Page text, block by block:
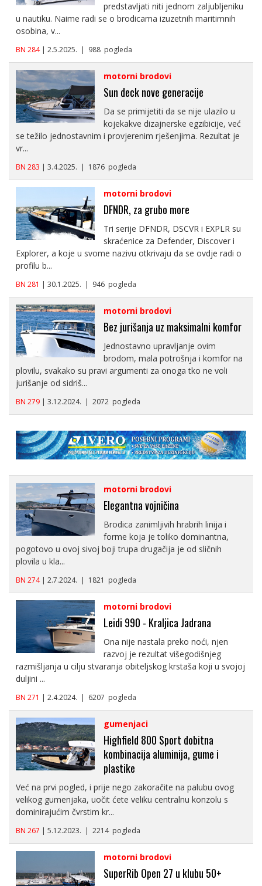
predstavljati niti jednom zaljubljeniku
u nautiku. Naime radi se o brodicama izuzetnih maritimnih
osobina, v...
BN 284 | 2.5.2025. | 988 pogleda
motorni brodovi
Sun deck nove generacije
Da se primijetiti da se nije ulazilo u
kojekakve dizajnerske egzibicije, već
se težilo jednostavnim i provjerenim rješenjima. Rezultat je
vr...
BN 283 | 3.4.2025. | 1876 pogleda
motorni brodovi
DFNDR, za grubo more
Tri serije DFNDR, DSCVR i EXPLR su
skraćenice za Defender, Discover i
Explorer, a koje u svome nazivu otkrivaju da se ovdje radi o
profilu b...
BN 281 | 30.1.2025. | 946 pogleda
motorni brodovi
Bez jurišanja uz maksimalni komfor
Jednostavno upravljanje ovim
brodom, mala potrošnja i komfor na
plovilu, svakako su pravi argumenti za onoga tko ne voli
jurišanje od sidriš...
BN 279 | 3.12.2024. | 2072 pogleda
motorni brodovi
Elegantna vojničina
Brodica zanimljivih hrabrih linija i
forme koja je toliko dominantna,
pogotovo u ovoj sivoj boji trupa drugačija je od sličnih
plovila u kla...
BN 274 | 2.7.2024. | 1821 pogleda
motorni brodovi
Leidi 990 - Kraljica Jadrana
Ona nije nastala preko noći, njen
razvoj je rezultat višegodišnjeg
razmišljanja u cilju stvaranja obiteljskog krstaša koji u svojoj
duljini ...
BN 271 | 2.4.2024. | 6207 pogleda
gumenjaci
Highfield 800 Sport dobitna
kombinacija aluminija, gume i
plastike
Već na prvi pogled, i prije nego zakoračite na palubu ovog
velikog gumenjaka, uočit ćete veliku centralnu konzolu s
dominirajućim čvrstim kr...
BN 267 | 5.12.2023. | 2214 pogleda
motorni brodovi
SuperRib Open 27 u klubu 50+